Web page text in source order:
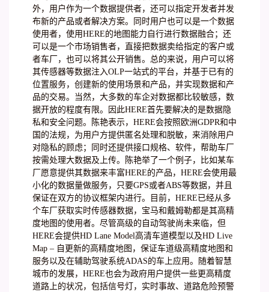
外，用户作为一个数据提供者，还可以指定开发者并发
布新的产品或者解决方案。同时用户也可以是一个数据
使用者，使用HERE的地图能力自行进行数据融合；还
可以是一个市场销售者，直接把数据卖给指定的客户或
者车厂，也可以将其公开销售。总的来说，用户可以将
其传感器等数据注入OLP一站式的平台，并基于已有的
位置服务，创建新的使用场景和产品，并实现数据和产
品的交易。当然，大多数的车企对数据都比较敏感，数
据开放的程度有限。因此HERE首先要解决的是数据隐
私和安全问题。陈艳表示，HERE会按照欧洲GDPR和中
国的法规，为用户方提供匿名处理和脱敏，来消除用户
对隐私的顾虑；同时还提供接口规格、软件，帮助车厂
按需处理大数据及上传。陈艳举了一个例子，比如某车
厂愿意提供其数据来丰富HERE的产品，HERE会使用最
小化的数据量做服务，只要GPS或者ABS等数据，并且
保证在双方的协议框架内进行。目前，HERE已经从多
个车厂获取实时传感器数据，宝马和戴姆勒都是其高精
度地图的使用者。尽管高级的自动驾驶尚未来临，但
HERE会提供HD Lane Model高清车道模型以及HD Live
Map – 自更新的高精度地图，保证车道级高精度地图和
服务以及在辅助驾驶系统ADAS的车上应用。随着智慧
城市的发展，HERE也会为政府用户提供一些更高精度
道路上的状况，包括信号灯，实时事故、道路危险预警